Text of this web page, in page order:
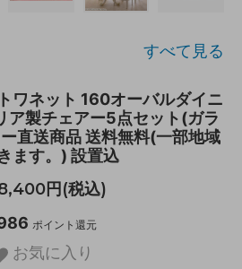
すべて見る
ワネット 160オーバルダイニ
ア製チェアー5点セット(ガラ
直送商品 送料無料(一部地域
ます。) 設置込
円(税込)
ポイント還元
お気に入り